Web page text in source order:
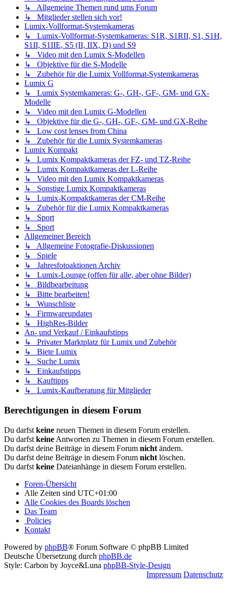
↳ Allgemeine Themen rund ums Forum
↳ Mitglieder stellen sich vor!
Lumix-Vollformat-Systemkameras
↳ Lumix-Vollformat-Systemkameras: S1R, S1RII, S1, S1H,
S1II, S1IIE, S5 (II, IIX, D) und S9
↳ Video mit den Lumix S-Modellen
↳ Objektive für die S-Modelle
↳ Zubehör für die Lumix Vollformat-Systemkameras
Lumix G
↳ Lumix Systemkameras: G-, GH-, GF-, GM- und GX-
Modelle
↳ Video mit den Lumix G-Modellen
↳ Objektive für die G-, GH-, GF-, GM- und GX-Reihe
↳ Low cost lenses from China
↳ Zubehör für die Lumix Systemkameras
Lumix Kompakt
↳ Lumix Kompaktkameras der FZ- und TZ-Reihe
↳ Lumix Kompaktkameras der L-Reihe
↳ Video mit den Lumix Kompaktkameras
↳ Sonstige Lumix Kompaktkameras
↳ Lumix-Kompaktkameras der CM-Reihe
↳ Zubehör für die Lumix Kompaktkameras
↳ Sport
↳ Sport
Allgemeiner Bereich
↳ Allgemeine Fotografie-Diskussionen
↳ Spiele
↳ Jahresfotoaktionen Archiv
↳ Lumix-Lounge (offen für alle, aber ohne Bilder)
↳ Bildbearbeitung
↳ Bitte bearbeiten!
↳ Wunschliste
↳ Firmwareupdates
↳ HighRes-Bilder
An- und Verkauf / Einkaufstipps
↳ Privater Marktplatz für Lumix und Zubehör
↳ Biete Lumix
↳ Suche Lumix
↳ Einkaufstipps
↳ Kauftipps
↳ Lumix-Kaufberatung für Mitglieder
Berechtigungen in diesem Forum
Du darfst keine neuen Themen in diesem Forum erstellen.
Du darfst keine Antworten zu Themen in diesem Forum erstellen.
Du darfst deine Beiträge in diesem Forum nicht ändern.
Du darfst deine Beiträge in diesem Forum nicht löschen.
Du darfst keine Dateianhänge in diesem Forum erstellen.
Foren-Übersicht
Alle Zeiten sind UTC+01:00
Alle Cookies des Boards löschen
Das Team
Policies
Kontakt
Powered by phpBB® Forum Software © phpBB Limited
Deutsche Übersetzung durch phpBB.de
Style: Carbon by Joyce&Luna phpBB-Style-Design
Impressum Datenschutz